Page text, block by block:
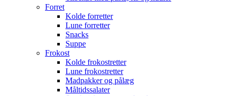
Forret
Kolde forretter
Lune forretter
Snacks
Suppe
Frokost
Kolde frokostretter
Lune frokostretter
Madpakker og pålæg
Måltidssalater